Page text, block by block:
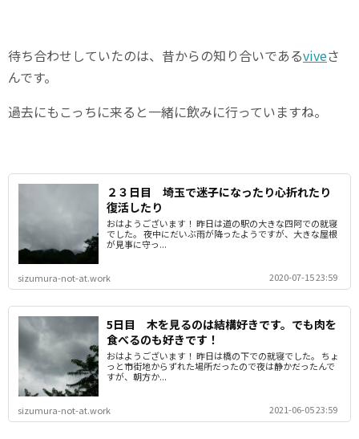
待ち合わせしていたのは、昔からの知り合いであるviveさ
んです。
過去にもこっちに来ると一緒に飲みに行っていますね。
２３日目 埼玉で迷子になったり心折れたり
復活したり
おはようございます！ 昨日は道の駅の大きな四阿での就寝
でした。 夜中にだいぶ雨が降ったようですが、大きな屋根
が見事に守っ...
sizumura-not-at.work 2020-07-15 23:59
5日目 木を見るのは結構好きです。でも肉を
食べるのも好きです！
おはようございます！ 昨日は橋の下での就寝でした。 ちょ
っと市街地からずれた場所だったので夜は静かだったんで
すが、朝方か...
sizumura-not-at.work 2021-06-05 23:59